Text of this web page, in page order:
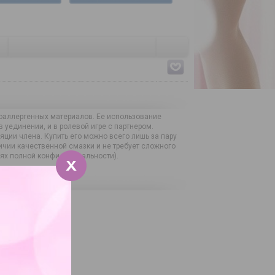
материалов. Ее использование
и в ролевой игре с партнером.
члена. Купить его можно всего лишь за пару
качественной смазки и не требует сложного
полной конфиденциальности).